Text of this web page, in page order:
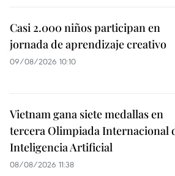
Casi 2.000 niños participan en
jornada de aprendizaje creativo
09/08/2026 10:10
Vietnam gana siete medallas en
tercera Olimpiada Internacional
Inteligencia Artificial
08/08/2026 11:38